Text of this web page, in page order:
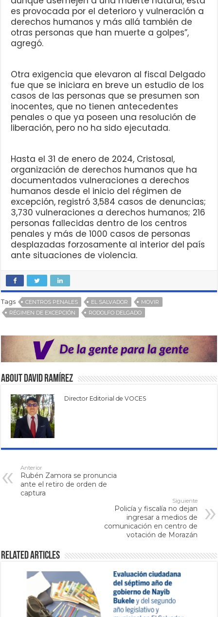
es provocada por el deterioro y vulneración a
derechos humanos y más allá también de
otras personas que han muerte a golpes”,
agregó.
Otra exigencia que elevaron al fiscal Delgado
fue que se iniciara en breve un estudio de los
casos de las personas que se presumen son
inocentes, que no tienen antecedentes
penales o que ya poseen una resolución de
liberación, pero no ha sido ejecutada.
Hasta el 31 de enero de 2024, Cristosal,
organización de derechos humanos que ha
documentados vulneraciones a derechos
humanos desde el inicio del régimen de
excepción, registró 3,584 casos de denuncias;
3,730 vulneraciones a derechos humanos; 216
personas fallecidas dentro de los centros
penales y más de 1000 casos de personas
desplazadas forzosamente al interior del país
ante situaciones de violencia.
Tags CENTROS PENALES EL SALVADOR
MOVIR
RÉGIMEN DE EXCEPCIÓN
RODOLFO DELGADO
About David Ramírez
Director Editorial de VOCES
Anterior
Rubén Zamora se pronuncia
ante el retiro de orden de
captura
Siguiente
Policía y fiscalía no dejan
ingresar a medios de
comunicación en centro de
votación de Morazán
Related Articles